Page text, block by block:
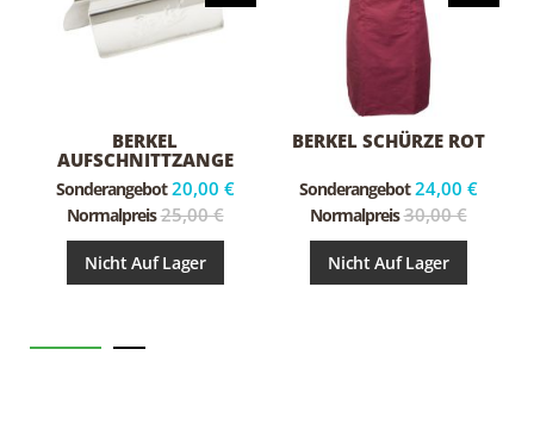
BERKEL
AUFSCHNITTZANGE
Sonderangebot 20,00 €
Normalpreis 25,00 €
Nicht Auf Lager
BERKEL SCHÜRZE ROT
Sonderangebot 24,00 €
Normalpreis 30,00 €
Nicht Auf Lager